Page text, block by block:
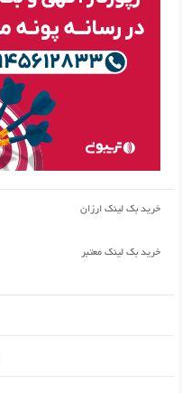
خرید بک لینک ارزان
خرید بک لینک معتبر